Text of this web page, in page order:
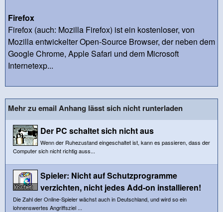
Firefox
Firefox (auch: Mozilla Firefox) ist ein kostenloser, von
Mozilla entwickelter Open-Source Browser, der neben dem
Google Chrome, Apple Safari und dem Microsoft
Internetexp...
Mehr zu email Anhang lässt sich nicht runterladen
Der PC schaltet sich nicht aus
Wenn der Ruhezustand eingeschaltet ist, kann es passieren, dass der
Computer sich nicht richtig auss...
Spieler: Nicht auf Schutzprogramme
verzichten, nicht jedes Add-on installieren!
Die Zahl der Online-Spieler wächst auch in Deutschland, und wird so ein
lohnenswertes Angriffsziel ...